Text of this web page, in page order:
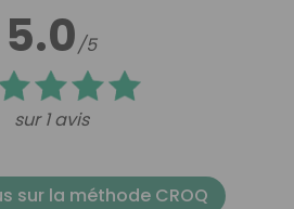
5.0/5
sur 1 avis
sur la méthode CROQ